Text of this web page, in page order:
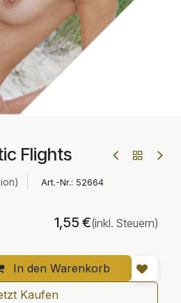
Flights
Art.-Nr.: 52664
In den Warenkorb
1,55 €(inkl. Steuern)
Kaufen